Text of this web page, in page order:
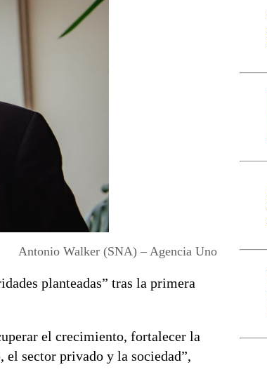
Antonio Walker (SNA) – Agencia Uno
planteadas” tras la primera
el crecimiento, fortalecer la
el sector privado y la sociedad”,